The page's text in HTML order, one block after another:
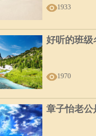
1933
好听的班级
1970
章子怡老公